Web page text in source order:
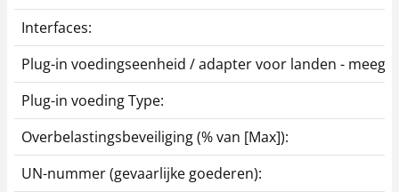
Meetcel SAUTER CS 5-
Y1
310,50 €
375,71 € incl. btw.
Meetcel SAUTER CS
310,50 €
375,71 € incl. btw.
Interfaces:
Plug-in voedingseenheid / adapter voor landen -
Plug-in voeding Type:
Overbelastingsbeveiliging (% van [Max]):
UN-nummer (gevaarlijke goederen):